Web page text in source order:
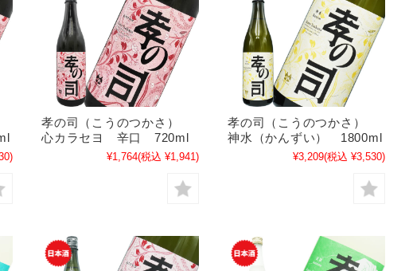
孝の司（こうのつかさ）
心カラセヨ 辛口 720ml
¥1,764(税込 ¥1,941)
孝の司（こうのつかさ）
神水（かんずい） 1800ml
¥3,209(税込 ¥3,530)